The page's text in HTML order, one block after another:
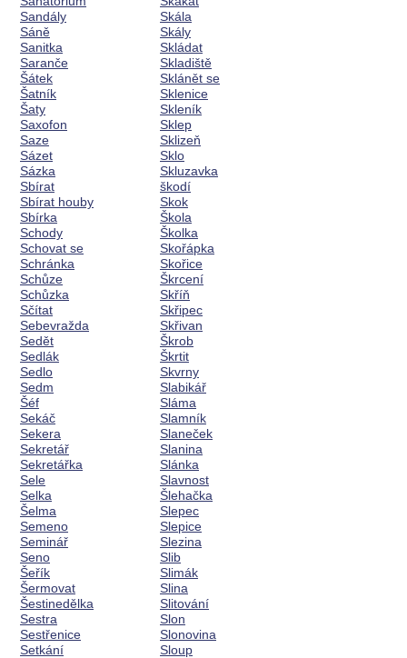
Sandály
Sáně
Sanitka
Saranče
Šátek
Šatník
Šaty
Saxofon
Saze
Sázet
Sázka
Sbírat
Sbírat houby
Sbírka
Schody
Schovat se
Schránka
Schůze
Schůzka
Sčítat
Sebevražda
Sedět
Sedlák
Sedlo
Sedm
Šéf
Sekáč
Sekera
Sekretář
Sekretářka
Sele
Selka
Šelma
Semeno
Seminář
Seno
Šeřík
Šermovat
Šestinedělka
Sestra
Sestřenice
Setkání
Skála
Skály
Skládat
Skladiště
Sklánět se
Sklenice
Skleník
Sklep
Sklizeň
Sklo
Skluzavka
škodí
Skok
Škola
Školka
Skořápka
Skořice
Škrcení
Skříň
Skřipec
Skřivan
Škrob
Škrtit
Skvrny
Slabikář
Sláma
Slamník
Slaneček
Slanina
Slánka
Slavnost
Šlehačka
Slepec
Slepice
Slezina
Slib
Slimák
Slina
Slitování
Slon
Slonovina
Sloup